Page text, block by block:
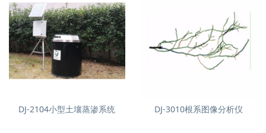
DJ-2104小型土壤蒸渗系统 DJ-3010根系图像分析仪